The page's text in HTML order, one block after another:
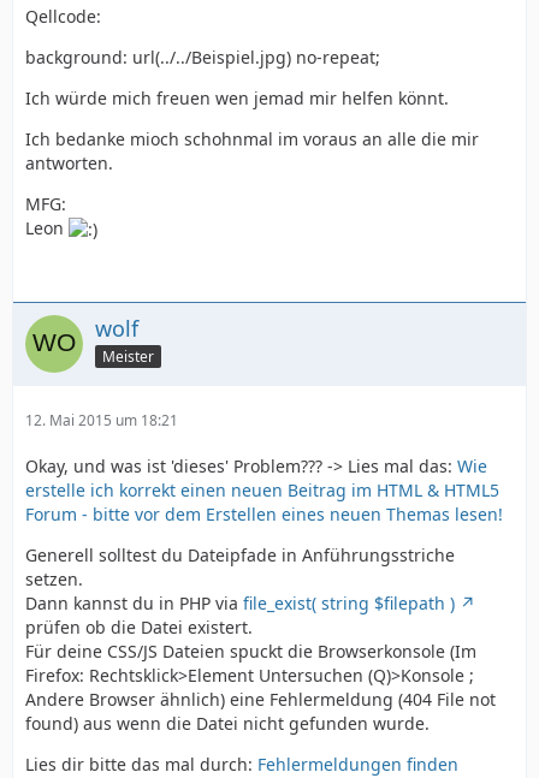
Qellcode:
background: url(../../Beispiel.jpg) no-repeat;
Ich würde mich freuen wen jemad mir helfen könnt.
Ich bedanke mioch schohnmal im voraus an alle die mir
antworten.
MFG:
Leon
wolf
Meister
12. Mai 2015 um 18:21
Okay, und was ist 'dieses' Problem??? -> Lies mal das: Wie
erstelle ich korrekt einen neuen Beitrag im HTML & HTML5
Forum - bitte vor dem Erstellen eines neuen Themas lesen!
Generell solltest du Dateipfade in Anführungsstriche
setzen.
Dann kannst du in PHP via file_exist( string $filepath )
prüfen ob die Datei existert.
Für deine CSS/JS Dateien spuckt die Browserkonsole (Im
Firefox: Rechtsklick>Element Untersuchen (Q)>Konsole ;
Andere Browser ähnlich) eine Fehlermeldung (404 File not
found) aus wenn die Datei nicht gefunden wurde.
Lies dir bitte das mal durch: Fehlermeldungen finden